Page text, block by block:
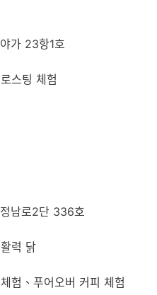
가 23항1호
스팅 체험
남로2단 336호
력 닭
험、푸어오버 커피 체험